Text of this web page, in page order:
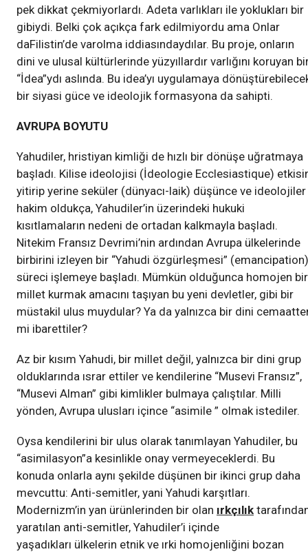
pek dikkat çekmiyorlardı. Adeta varlıkları ile yoklukları bir
gibiydi. Belki çok açıkça fark edilmiyordu ama Onlar
daFilistin’de varolma iddiasındaydılar. Bu proje, onların
dini ve ulusal kültürlerinde yüzyıllardır varlığını koruyan
“İdea”ydı aslında. Bu idea’yı uygulamaya
bir siyasi güce ve ideolojik formasyona da sahipti.
AVRUPA BOYUTU
Yahudiler, hristiyan kimliği de hızlı bir dönüşe uğratmaya
başladı. Kilise ideolojisi (İdeologie Ecclesiastique)
yitirip yerine seküler (dünyacı-laik) düşünce ve ideolojiler
hakim oldukça, Yahudiler’in üzerindeki hukuki
kısıtlamaların nedeni de ortadan kalkmayla başladı.
Nitekim Fransız Devrimi’nin ardından Avrupa ülkelerinde
birbirini izleyen bir “Yahudi özgürleşmesi” (emancipation)
süreci işlemeye başladı. Mümkün olduğunca homojen bir
millet kurmak amacını taşıyan bu yeni devletler, gibi bir
müstakil ulus muydular? Ya da yalnızca bir dini
mi ibarettiler?
Az bir kısım Yahudi, bir millet değil, yalnızca bir dini grup
olduklarında ısrar ettiler ve kendilerine “Musevi Fransız”,
“Musevi Alman” gibi kimlikler bulmaya çalıştılar. Milli
yönden, Avrupa ulusları içince “asimile ” olmak istediler.
Oysa kendilerini bir ulus olarak tanımlayan Yahudiler, bu
“asimilasyon”a kesinlikle onay vermeyeceklerdi. Bu
konuda onlarla aynı şekilde düşünen bir ikinci grup daha
mevcuttu: Anti-semitler, yani Yahudi karşıtları.
Modernizm’in yan ürünlerinden bir olan ırkçılık
yaratılan anti-semitler, Yahudiler’i içinde
yaşadıkları ülkelerin etnik ve ırki homojenliğini bozan